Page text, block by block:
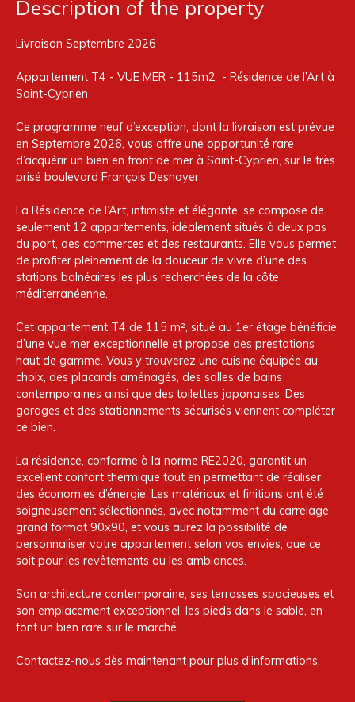
Description of the property
Livraison Septembre 2026
Appartement T4 - VUE MER - 115m2 - Résidence de l’Art à
Saint-Cyprien
Ce programme neuf d’exception, dont la livraison est prévue
en Septembre 2026, vous offre une opportunité rare
d’acquérir un bien en front de mer à Saint-Cyprien, sur le très
prisé boulevard François Desnoyer.
La Résidence de l’Art, intimiste et élégante, se compose de
seulement 12 appartements, idéalement situés à deux pas
du port, des commerces et des restaurants. Elle vous permet
de profiter pleinement de la douceur de vivre d’une des
stations balnéaires les plus recherchées de la côte
méditerranéenne.
Cet appartement T4 de 115 m², situé au 1er étage bénéficie
d’une vue mer exceptionnelle et propose des prestations
haut de gamme. Vous y trouverez une cuisine équipée au
choix, des placards aménagés, des salles de bains
contemporaines ainsi que des toilettes japonaises. Des
garages et des stationnements sécurisés viennent compléter
ce bien.
La résidence, conforme à la norme RE2020, garantit un
excellent confort thermique tout en permettant de réaliser
des économies d’énergie. Les matériaux et finitions ont été
soigneusement sélectionnés, avec notamment du carrelage
grand format 90x90, et vous aurez la possibilité de
personnaliser votre appartement selon vos envies, que ce
soit pour les revêtements ou les ambiances.
Son architecture contemporaine, ses terrasses spacieuses et
son emplacement exceptionnel, les pieds dans le sable, en
font un bien rare sur le marché.
Contactez-nous dès maintenant pour plus d’informations.